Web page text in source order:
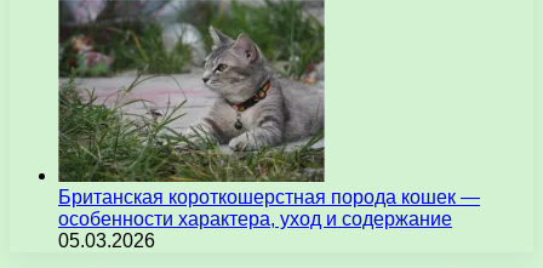
Британская короткошерстная порода кошек —
особенности характера, уход и содержание
05.03.2026